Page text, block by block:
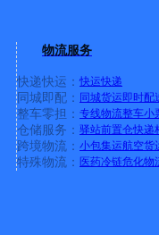
物流服务
快递快运： 快运快递
同城即配： 同城货运即时配
整车零担： 专线物流整车小
仓储服务： 驿站前置仓快递
跨境物流： 小包集运航空货
特殊物流： 医药冷链危化物